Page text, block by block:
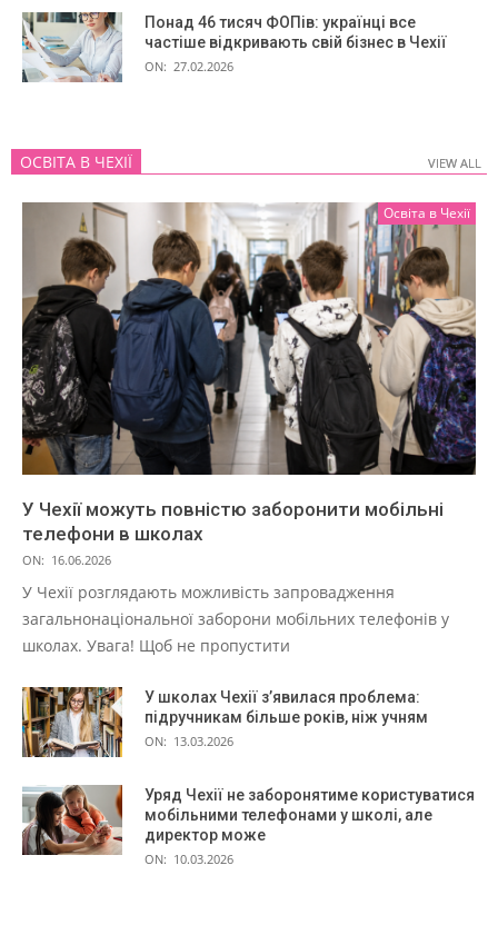
Понад 46 тисяч ФОПів: українці все
частіше відкривають свій бізнес в Чехії
ON: 27.02.2026
ОСВІТА В ЧЕХІЇ VIEW ALL
Освіта в Чехії
У Чехії можуть повністю заборонити мобільні
телефони в школах
ON: 16.06.2026
У Чехії розглядають можливість запровадження
загальнонаціональної заборони мобільних телефонів у
школах. Увага! Щоб не пропустити
У школах Чехії з’явилася проблема:
підручникам більше років, ніж учням
ON: 13.03.2026
Уряд Чехії не заборонятиме користуватися
мобільними телефонами у школі, але
директор може
ON: 10.03.2026
VIEW ALL